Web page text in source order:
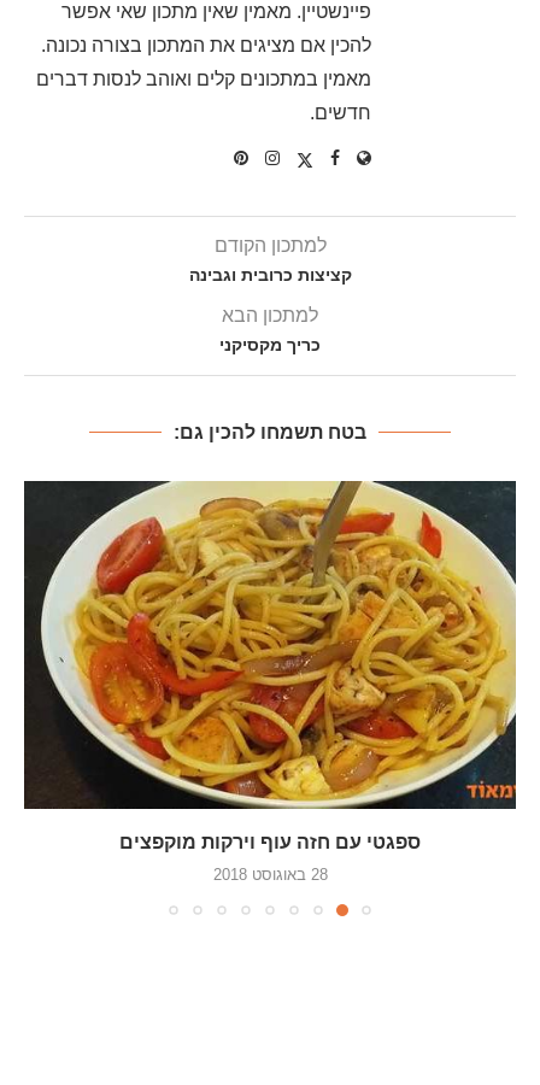
פיינשטיין. מאמין שאין מתכון שאי אפשר
להכין אם מציגים את המתכון בצורה נכונה.
מאמין במתכונים קלים ואוהב לנסות דברים
חדשים.
למתכון הקודם
קציצות כרובית וגבינה
למתכון הבא
כריך מקסיקני
בטח תשמחו להכין גם:
ספגטי עם חזה עוף וירקות מוקפצים
28 באוגוסט 2018